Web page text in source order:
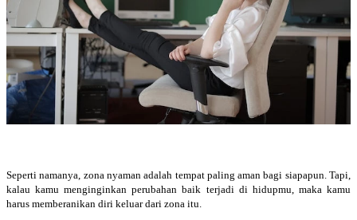
Seperti namanya, zona nyaman adalah tempat paling aman bagi siapapun. Tapi,
kalau kamu menginginkan perubahan baik terjadi di hidupmu, maka kamu
harus memberanikan diri keluar dari zona itu.